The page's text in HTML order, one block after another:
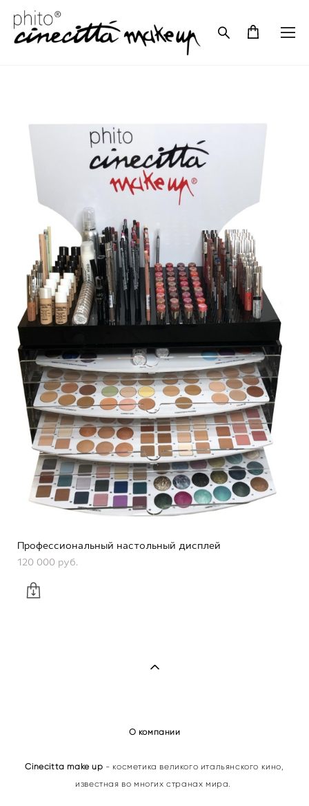
Профессиональный настольный дисплей
120 000 pуб.
О компании
Cinecitta make up - косметика великого итальянского кино,
известная во многих странах мира.